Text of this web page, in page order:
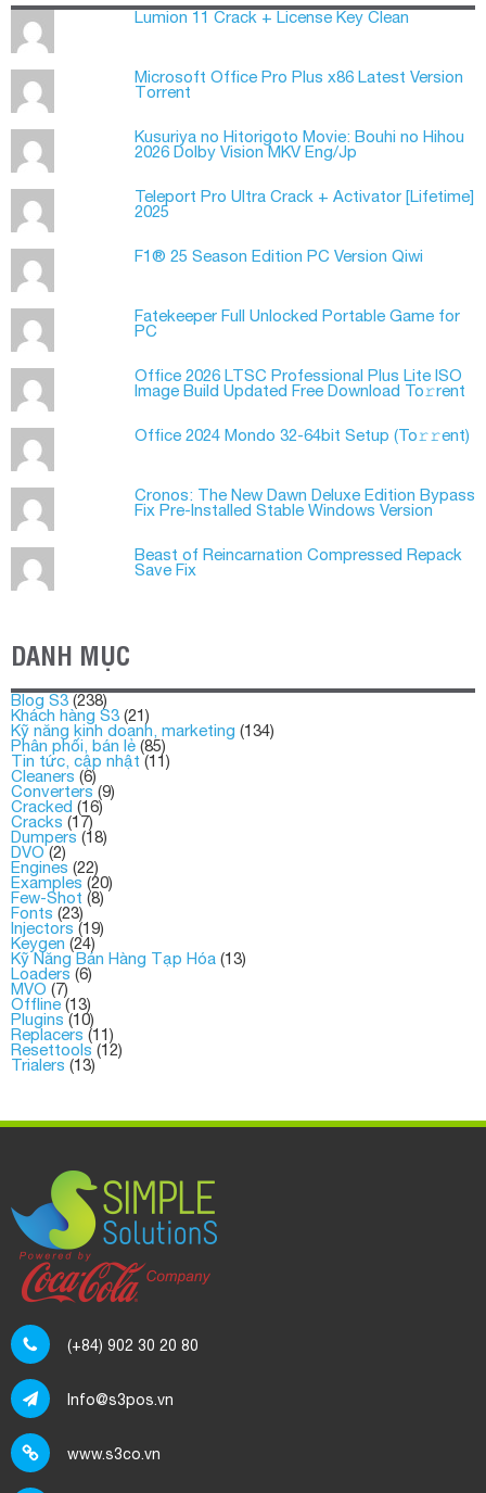
Lumion 11 Crack + License Key Clean
Microsoft Office Pro Plus x86 Latest Version
Tоrrеnt
Kusuriya no Hitorigoto Movie: Bouhi no Hihou
2026 Dolby Vision MKV Eng/Jp
Teleport Pro Ultra Crack + Activator [Lifetime]
2025
F1® 25 Season Edition PC Version Qiwi
Fatekeeper Full Unlocked Portable Game for
PC
Office 2026 LTSC Professional Plus Lite ISO
Image Build Updated Frее Download To𝚛rent
Office 2024 Mondo 32-64bit Setup (To𝚛𝚛еnt)
Cronos: The New Dawn Deluxe Edition Bypass
Fix Pre-Installed Stable Windows Version
Beast of Reincarnation Compressed Repack
Save Fix
DANH MỤC
Blog S3 (238)
Khách hàng S3 (21)
Kỹ năng kinh doanh, marketing (134)
Phân phối, bán lẻ (85)
Tin tức, cập nhật(11)
Cleaners (6)
Converters (9)
Cracked (16)
Cracks (17)
Dumpers (18)
DVO(2)
Engines (22)
Examples (20)
Few-Shot (8)
Fonts (23)
Injectors (19)
Keygen (24)
Kỹ Năng Bán Hàng Tạp Hóa (13)
Loaders (6)
MVO (7)
Offline(13)
Plugins (10)
Replacers (11)
Resettools (12)
Trialers (13)
(+84) 902 30 20 80
Info@s3pos.vn
www.s3co.vn